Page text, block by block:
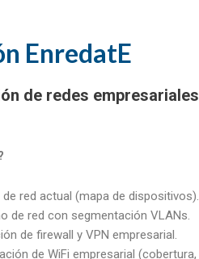
EnredatE
de redes empresariales
red actual (mapa de dispositivos).
de red con segmentación VLANs.
de firewall y VPN empresarial.
de WiFi empresarial (cobertura,